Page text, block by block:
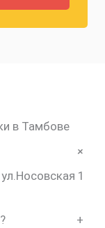
в Тамбове
+
1
+